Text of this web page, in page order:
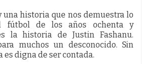
una historia que nos demuestra lo
fútbol de los años ochenta y
la historia de Justin Fashanu.
muchos un desconocido. Sin
es digna de ser contada.